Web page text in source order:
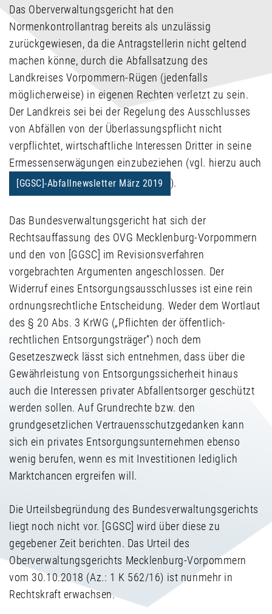
Das Oberverwaltungsgericht hat den
Normenkontrollantrag bereits als unzulässig
zurückgewiesen, da die Antragstellerin nicht geltend
machen könne, durch die Abfallsatzung des
Landkreises Vorpommern-Rügen (jedenfalls
möglicherweise) in eigenen Rechten verletzt zu sein.
Der Landkreis sei bei der Regelung des Ausschlusses
von Abfällen von der Überlassungspflicht nicht
verpflichtet, wirtschaftliche Interessen Dritter in seine
Ermessenserwägungen einzubeziehen (vgl. hierzu auch
[GGSC]-Abfallnewsletter März 2019 ).
Das Bundesverwaltungsgericht hat sich der
Rechtsauffassung des OVG Mecklenburg-Vorpommern
und den von [GGSC] im Revisionsverfahren
vorgebrachten Argumenten angeschlossen. Der
Widerruf eines Entsorgungsausschlusses ist eine rein
ordnungsrechtliche Entscheidung. Weder dem Wortlaut
des § 20 Abs. 3 KrWG („Pflichten der öffentlich-
rechtlichen Entsorgungsträger“) noch dem
Gesetzeszweck lässt sich entnehmen, dass über die
Gewährleistung von Entsorgungssicherheit hinaus
auch die Interessen privater Abfallentsorger geschützt
werden sollen. Auf Grundrechte bzw. den
grundgesetzlichen Vertrauensschutzgedanken kann
sich ein privates Entsorgungsunternehmen ebenso
wenig berufen, wenn es mit Investitionen lediglich
Marktchancen ergreifen will.
Die Urteilsbegründung des Bundesverwaltungsgerichts
liegt noch nicht vor. [GGSC] wird über diese zu
gegebener Zeit berichten. Das Urteil des
Oberverwaltungsgerichts Mecklenburg-Vorpommern
vom 30.10.2018 (Az.: 1 K 562/16) ist nunmehr in
Rechtskraft erwachsen.